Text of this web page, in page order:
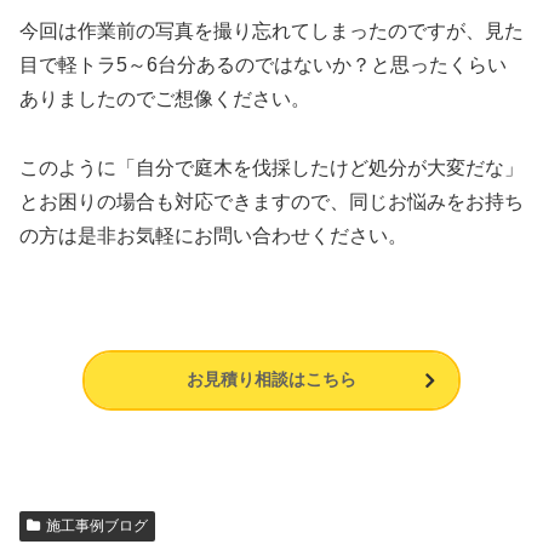
今回は作業前の写真を撮り忘れてしまったのですが、見た
目で軽トラ5～6台分あるのではないか？と思ったくらい
ありましたのでご想像ください。
このように「自分で庭木を伐採したけど処分が大変だな」
とお困りの場合も対応できますので、同じお悩みをお持ち
の方は是非お気軽にお問い合わせください。
お見積り相談はこちら
施工事例ブログ